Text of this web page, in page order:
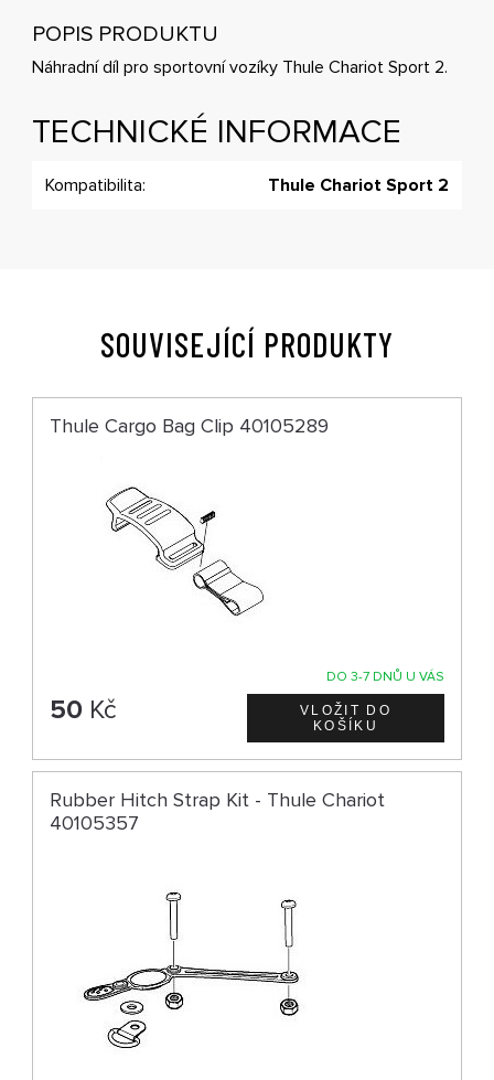
POPIS PRODUKTU
Náhradní díl pro sportovní vozíky Thule Chariot Sport 2.
TECHNICKÉ INFORMACE
Kompatibilita: Thule Chariot Sport 2
SOUVISEJÍCÍ PRODUKTY
Thule Cargo Bag Clip 40105289
DO 3-7 DNŮ U VÁS
50 Kč
Rubber Hitch Strap Kit - Thule Chariot
40105357